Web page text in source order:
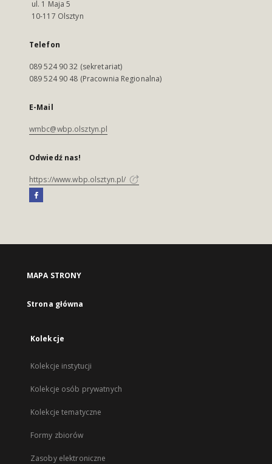
ul. 1 Maja 5
10-117 Olsztyn
Telefon
089 524 90 32 (sekretariat)
089 524 90 48 (Pracownia Regionalna)
E-Mail
wmbc@wbp.olsztyn.pl
Odwiedź nas!
https://www.wbp.olsztyn.pl/
MAPA STRONY
Strona główna
Kolekcje
Kolekcje instytucji
Kolekcje osób prywatnych
Kolekcje tematyczne
Formy zbiorów
Zasoby elektroniczne